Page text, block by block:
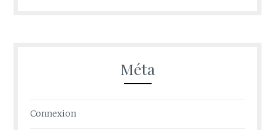
Méta
Connexion